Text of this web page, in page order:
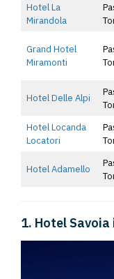
Hotel La
Mirandola
Grand Hotel
Miramonti
Hotel Delle Alpi
Hotel Locanda
Locatori
Hotel Adamello
1. Hotel Savoia